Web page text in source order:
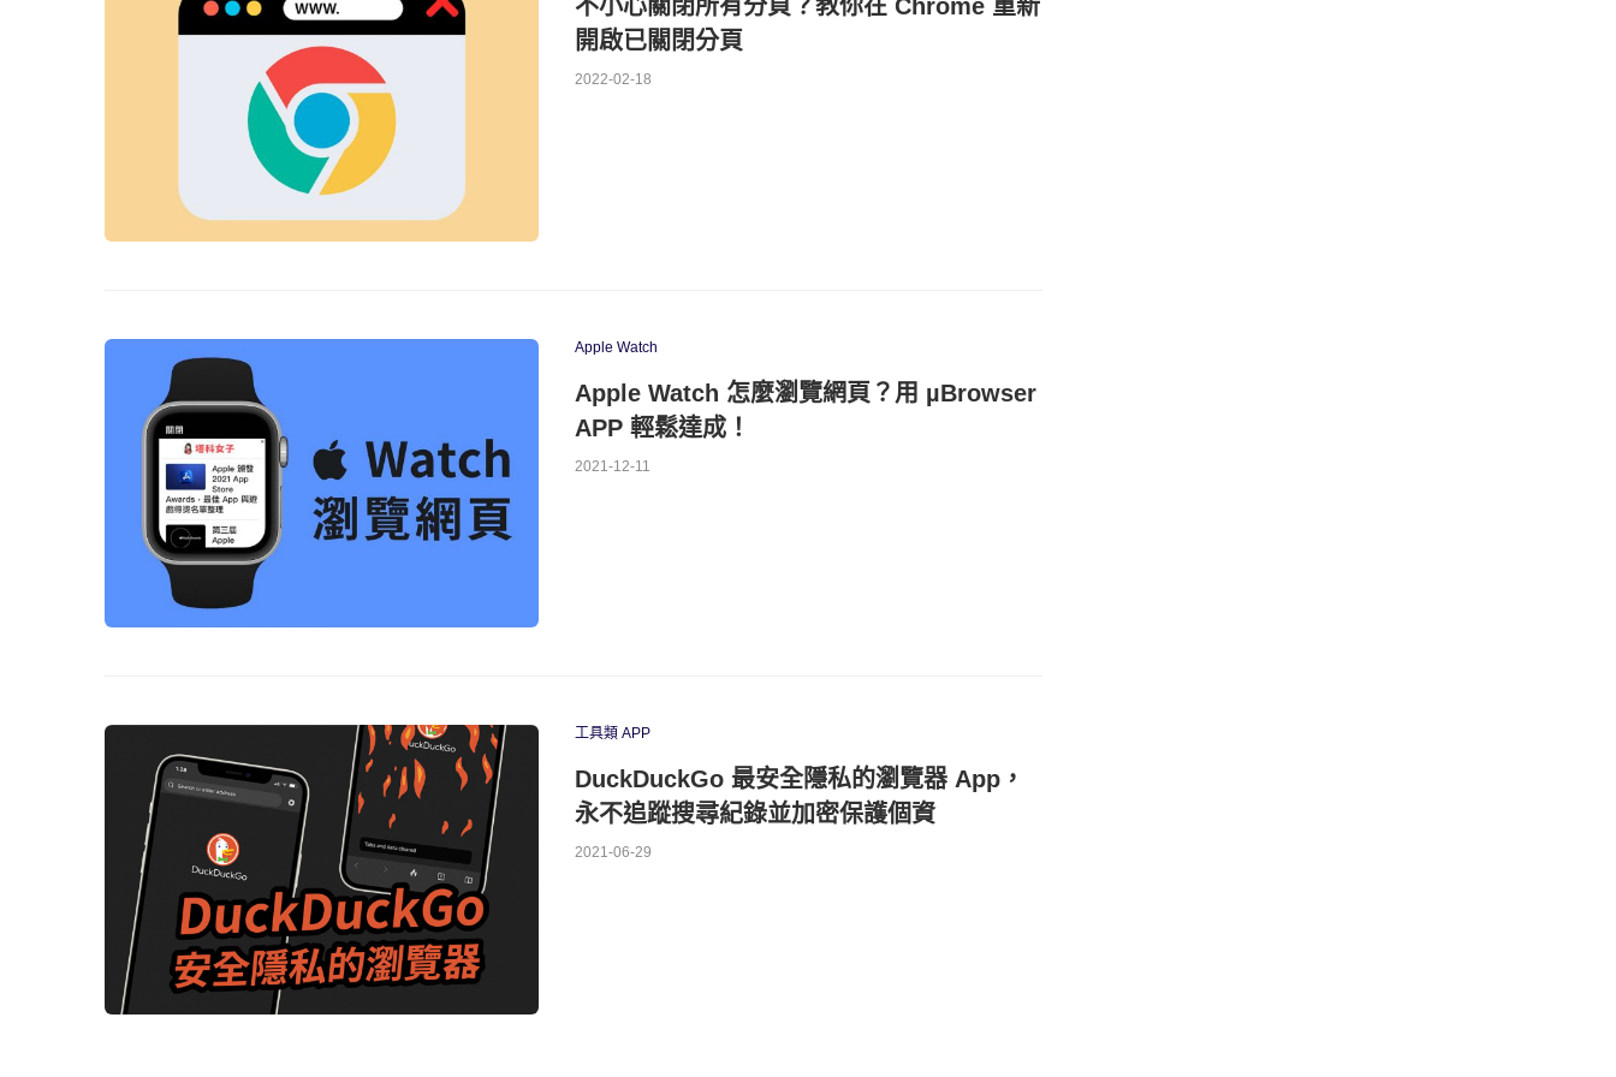
不小心關閉所有分頁？教你在 Chrome 重新
開啟已關閉分頁
2022-02-18
Apple Watch
Apple Watch 怎麼瀏覽網頁？用 µBrowser
APP 輕鬆達成！
2021-12-11
工具類 APP
DuckDuckGo 最安全隱私的瀏覽器 App，
永不追蹤搜尋紀錄並加密保護個資
2021-06-29